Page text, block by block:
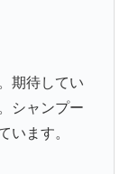
期待してい
シャンプー
います。